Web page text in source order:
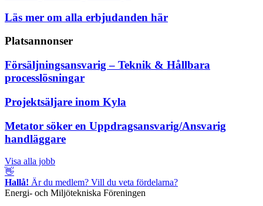
Läs mer om alla erbjudanden här
Platsannonser
Försäljningsansvarig – Teknik & Hållbara
processlösningar
Projektsäljare inom Kyla
Metator söker en Uppdragsansvarig/Ansvarig
handläggare
Visa alla jobb
👋
Hallå! Är du medlem? Vill du veta fördelarna?
Energi- och Miljötekniska Föreningen